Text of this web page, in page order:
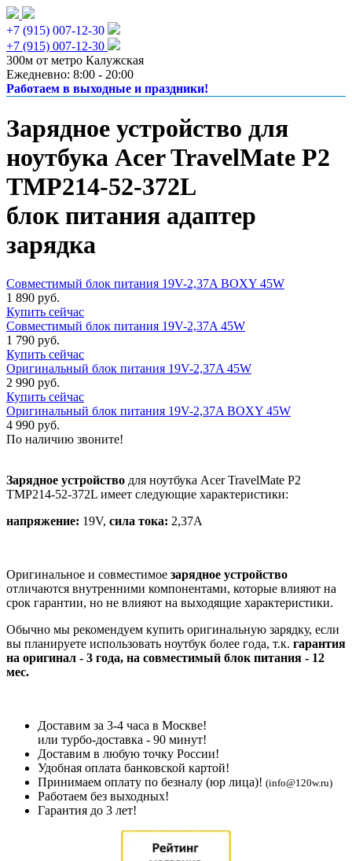
+7 (915) 007-12-30
+7 (915) 007-12-30
300м от метро Калужская
Ежедневно: 8:00 - 20:00
Работаем в выходные и праздники!
Зарядное устройство для
ноутбука Acer TravelMate P2
TMP214-52-372L
блок питания адаптер
зарядка
Совместимый блок питания 19V-2,37A BOXY 45W
1 890 руб.
Купить сейчас
Совместимый блок питания 19V-2,37A 45W
1 790 руб.
Купить сейчас
Оригинальный блок питания 19V-2,37A 45W
2 990 руб.
Купить сейчас
Оригинальный блок питания 19V-2,37A BOXY 45W
4 990 руб.
По наличию звоните!
Зарядное устройство для ноутбука Acer TravelMate P2
TMP214-52-372L имеет следующие характеристики:
напряжение: 19V, сила тока: 2,37A
Оригинальное и совместимое зарядное устройство
отличаются внутренними компонентами, которые влияют на
срок гарантии, но не влияют на выходящие характеристики.
Обычно мы рекомендуем купить оригинальную зарядку, если
вы планируете использовать ноутбук более года, т.к. гарантия
на оригинал - 3 года, на совместимый блок питания - 12
мес.
Доставим за 3-4 часа в Москве!
или турбо-доставка - 90 минут!
Доставим в любую точку России!
Удобная оплата банковской картой!
Принимаем оплату по безналу (юр лица)! (info@120w.ru)
Работаем без выходных!
Гарантия до 3 лет!